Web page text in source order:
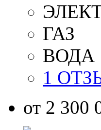
ГАЗ
ВОДА
1
от 2 300